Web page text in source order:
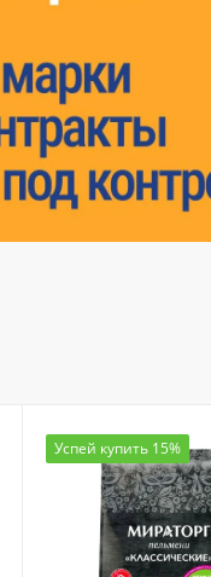
Успей купить 15%